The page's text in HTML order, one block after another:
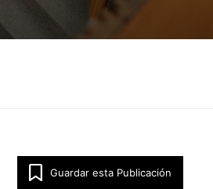
Guardar esta Publicación